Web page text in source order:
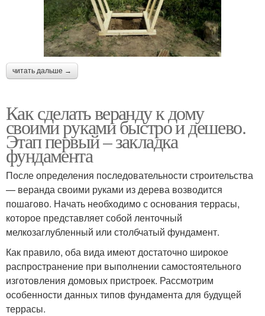
читать дальше →
Как сделать веранду к дому
своими руками быстро и дешево.
Этап первый – закладка
фундамента
После определения последовательности строительства
— веранда своими руками из дерева возводится
пошагово. Начать необходимо с основания террасы,
которое представляет собой ленточный
мелкозаглубленный или столбчатый фундамент.
Как правило, оба вида имеют достаточно широкое
распространение при выполнении самостоятельного
изготовления домовых пристроек. Рассмотрим
особенности данных типов фундамента для будущей
террасы.